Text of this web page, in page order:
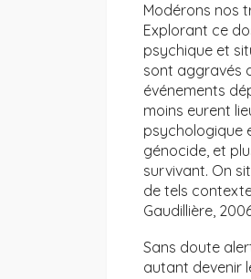
Modérons nos
Explorant ce
psychique et
sont aggravés
événements
moins eurent
psychologique
génocide, et
survivant. On
de tels
Gaudillière,
Sans doute
autant devenir